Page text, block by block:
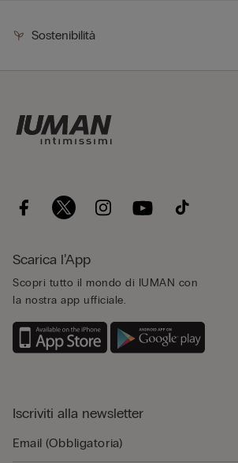
Sostenibilità
Scarica l’App
Scopri tutto il mondo di IUMAN con
la nostra app ufficiale.
Iscriviti alla newsletter